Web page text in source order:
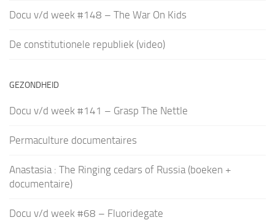
Docu v/d week #148 – The War On Kids
De constitutionele republiek (video)
GEZONDHEID
Docu v/d week #141 – Grasp The Nettle
Permaculture documentaires
Anastasia : The Ringing cedars of Russia (boeken +
documentaire)
Docu v/d week #68 – Fluoridegate